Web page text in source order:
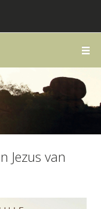
HART
Jezus van